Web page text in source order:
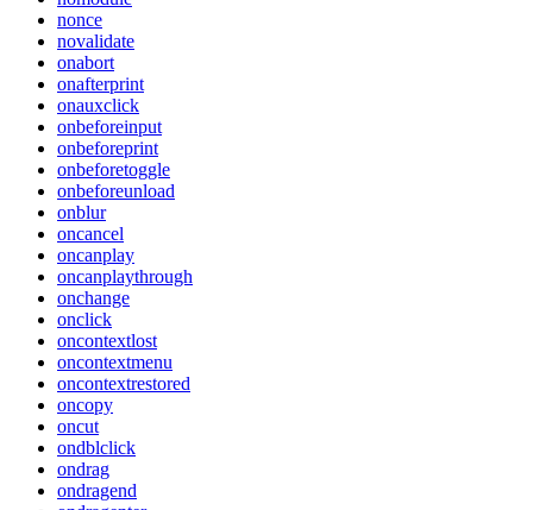
nonce
novalidate
onabort
onafterprint
onauxclick
onbeforeinput
onbeforeprint
onbeforetoggle
onbeforeunload
onblur
oncancel
oncanplay
oncanplaythrough
onchange
onclick
oncontextlost
oncontextmenu
oncontextrestored
oncopy
oncut
ondblclick
ondrag
ondragend